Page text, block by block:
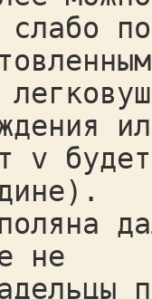
слабо
v
не